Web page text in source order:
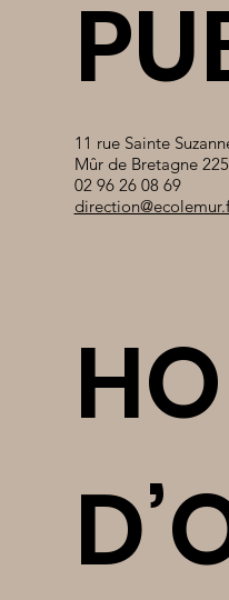
11 rue Sainte
Mûr de Bretagne
02 96 26 08 69